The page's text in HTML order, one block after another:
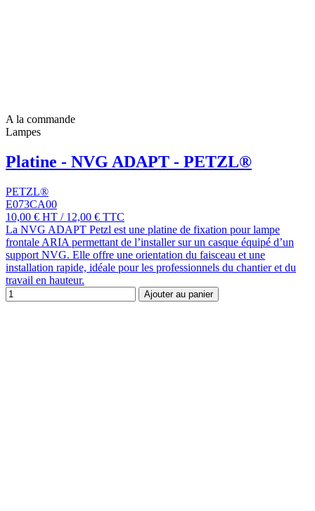
A la commande
Lampes
Platine - NVG ADAPT - PETZL®
PETZL®
E073CA00
10,00 € HT / 12,00 € TTC
La NVG ADAPT Petzl est une platine de fixation pour lampe
frontale ARIA permettant de l’installer sur un casque équipé d’un
support NVG. Elle offre une orientation du faisceau et une
installation rapide, idéale pour les professionnels du chantier et du
travail en hauteur.
Ajouter au panier